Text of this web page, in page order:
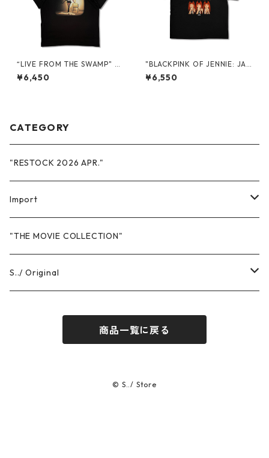
“LIVE FROM THE SWAMP" T
OUR PROMO S/S TEE
¥6,450
"BLACKPINK OF JENNIE: JAP
AN 2026" PROMO S/S TEE
¥6,550
CATEGORY
"RESTOCK 2026 APR."
Import
Sweat
Hoodie
T-Shits
"THE MOVIE COLLECTION"
S../ Original
商品一覧に戻る
© S../ Store